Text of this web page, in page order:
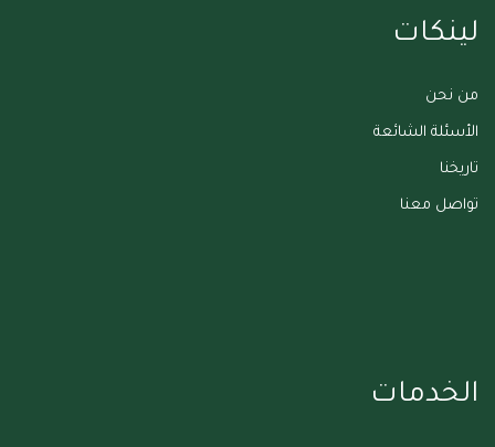
لينكات
من نحن
الأسئلة الشائعة
تاريخنا
تواصل معنا
الخدمات